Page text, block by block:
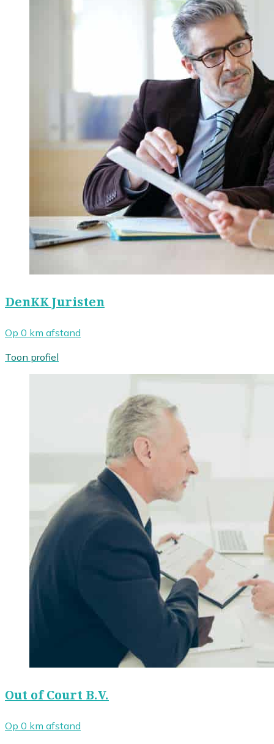
DenKK Juristen
Op 0 km afstand
Toon profiel
Out of Court B.V.
Op 0 km afstand